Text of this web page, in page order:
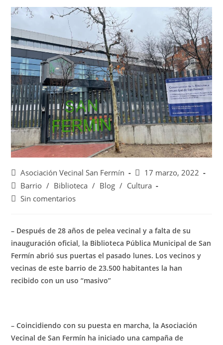
Asociación Vecinal San Fermín
17 marzo, 2022
Barrio / Biblioteca / Blog / Cultura
Sin comentarios
– Después de 28 años de pelea vecinal y a falta de su
inauguración oficial, la Biblioteca Pública Municipal de San
Fermín abrió sus puertas el pasado lunes. Los vecinos y
vecinas de este barrio de 23.500 habitantes la han
recibido con un uso “masivo”
– Coincidiendo con su puesta en marcha, la Asociación
Vecinal de San Fermín ha iniciado una campaña de